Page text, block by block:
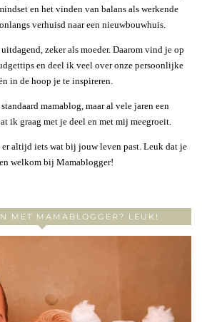
en het vinden van balans als werkende
verhuisd naar een nieuwbouwhuis.
zeker als moeder. Daarom vind je op
en deel ik veel over onze persoonlijke
in de hoop je te inspireren.
mamablog, maar al vele jaren een
ik graag met je deel en met mij meegroeit.
altijd iets wat bij jouw leven past. Leuk dat je
welkom bij Mamablogger!
MET MAMABLOGGER? LEUK!